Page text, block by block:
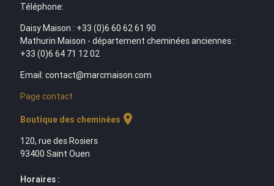
Téléphone:
Daisy Maison : +33 (0)6 60 62 61 90
Mathurin Maison - département cheminées anciennes :
+33 (0)6 64 71 12 02
Email: contact@marcmaison.com
Page contact
Boutique des cheminées location_on
120, rue des Rosiers
93400 Saint Ouen
Horaires :